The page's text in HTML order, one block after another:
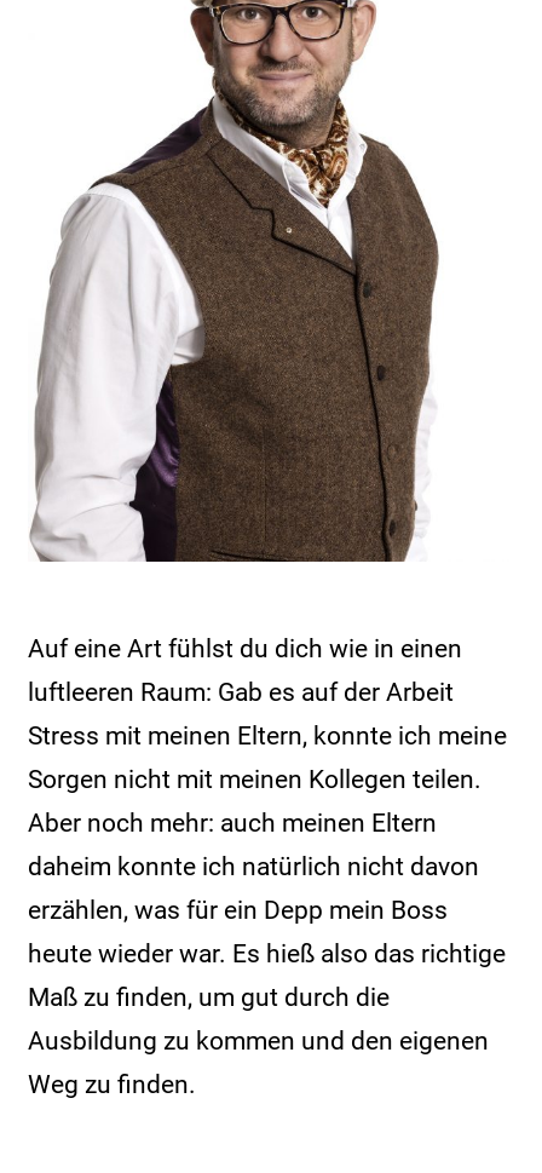
Auf eine Art fühlst du dich wie in einen
luftleeren Raum: Gab es auf der Arbeit
Stress mit meinen Eltern, konnte ich meine
Sorgen nicht mit meinen Kollegen teilen.
Aber noch mehr: auch meinen Eltern
daheim konnte ich natürlich nicht davon
erzählen, was für ein Depp mein Boss
heute wieder war. Es hieß also das richtige
Maß zu finden, um gut durch die
Ausbildung zu kommen und den eigenen
Weg zu finden.